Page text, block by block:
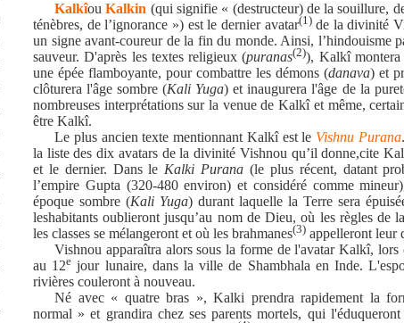
KalkîouKalkin (qui signifie « (destructeur) de la souillure,
ténèbres, de l’ignorance ») est le dernier avatar(1)de la divinité
un signe avant-coureur de la fin du monde. Ainsi, l’hindouisme
sauveur. D'après les textes religieux (puranas(2)), Kalkî montera
une épée flamboyante, pour combattre les démons (danava) et
clôturera l'âge sombre (Kali Yuga) et inaugurera l'âge de la
nombreuses interprétations sur la venue de Kalkî et même,
être Kalkî.
Le plus ancien texte mentionnant Kalkî est le Vishnu Purana
la liste des dix avatars de la divinité Vishnou qu’ildonne,cite
et le dernier. Dans le Kalki Purana (le plus récent, datant
l’empire Gupta (320-480 environ) et considéré comme
époque sombre (Kali Yuga) durant laquelle la Terre sera
leshabitants oublieront jusqu’au nom de Dieu,où les règles de
les classes se mélangeront et où les brahmanes(3) appelleront leur
Vishnou apparaîtra alors sous la forme de l'avatar Kalkî, lors
au 12e jour lunaire, dans la ville de Shambhala en Inde.
rivières couleront à nouveau.
Né avec « quatre bras », Kalki prendra rapidement la
normal » et grandira chez ses parents mortels, qui